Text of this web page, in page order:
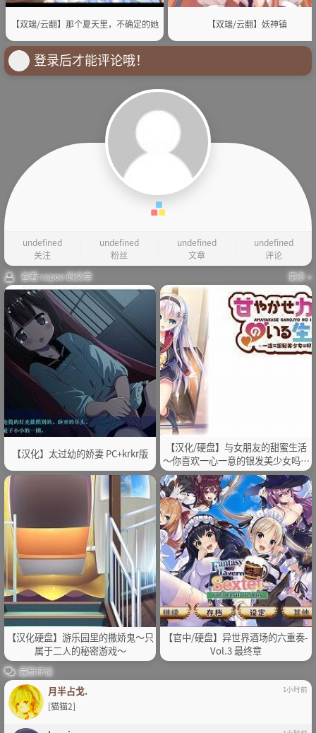
【双端/云翻】那个夏天里，不确定的她 【双端/云翻】妖神镇
登录后才能评论哦！
undefined
关注
undefined
粉丝
undefined
文章
undefined
评论
查看 capoo 的文章
更多 »
【汉化】太过幼的娇妻 PC+krkr版
【汉化/硬盘】与女朋友的甜蜜生活
～你喜欢一心一意的银发美少女吗？
无修版
【汉化硬盘】游乐园里的撒娇鬼～只
属于二人的秘密游戏～
【官中/硬盘】异世界酒场的六重奏-
Vol.3 最终章
最新评论
月半占戈. 1小时前
[猫猫2]